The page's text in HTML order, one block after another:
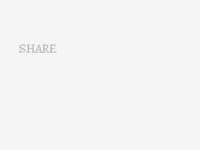
SHARE